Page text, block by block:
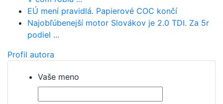
EÚ mení pravidlá. Papierové COC končí
Najobľúbenejší motor Slovákov je 2.0 TDI. Za 5r
podiel ...
Profil autora
Vaše meno